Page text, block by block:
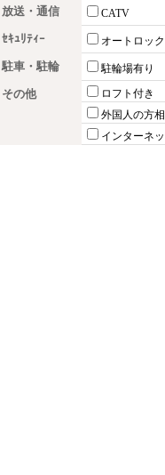
放送・通信 CATV
ｾｷｭﾘﾃｨｰ オートロック
駐車・駐輪 駐輪場有り
その他 ロフト付き
外国人の方
インターネ